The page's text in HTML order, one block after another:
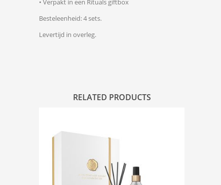
• Verpakt in een Rituals giftbox
Besteleenheid: 4 sets.
Levertijd in overleg.
RELATED PRODUCTS